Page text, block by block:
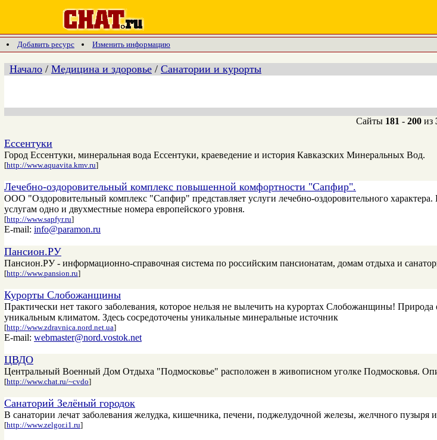
Добавить ресурс Изменить информацию
Начало / Медицина и здоровье / Санатории и курорты
Сайты 181 - 200из
Ессентуки
Город Ессентуки, минеральная вода Ессентуки, краеведение и история Кавказских Минеральных Вод.
[http://www.aquavita.kmv.ru]
Лечебно-оздоровительный комплекс повышенной комфортности "Сапфир".
ООО "Оздоровительный комплекс "Сапфир" представляет услуги лечебно-оздоровительного
услугам одно и двухместные номера европейского уровня.
[http://www.sapfyr.ru]
E-mail: info@paramon.ru
Пансион.РУ
Пансион.РУ - информационно-справочная система по российским пансионатам, домам отдыха и
[http://www.pansion.ru]
Курорты Слобожанщины
Практически нет такого заболевания, которое нельзя не вылечить на курортах Слобожанщины!
уникальным климатом. Здесь сосредоточены уникальные минеральные источник
[http://www.zdravnica.nord.net.ua]
E-mail: webmaster@nord.vostok.net
ЦВДО
Центральный Военный Дом Отдыха "Подмосковье" расположен в живописном уголке Подмосковья.
[http://www.chat.ru/~cvdo]
Санаторий Зелёный городок
В санатории лечат заболевания желудка, кишечника, печени, поджелудочной железы, желчного
[http://www.zelgor.i1.ru]